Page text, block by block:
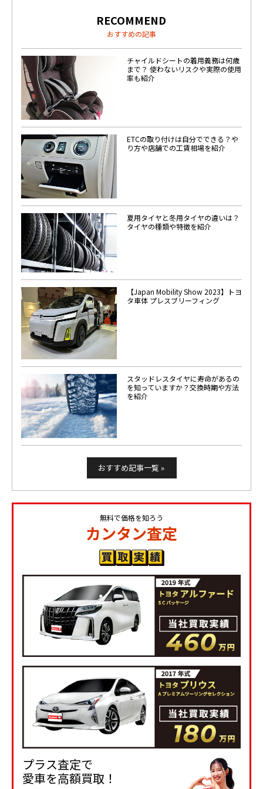
RECOMMEND
おすすめの記事
チャイルドシートの着用義務は何歳
まで？ 使わないリスクや実際の使用
率も紹介
ETCの取り付けは自分でできる？や
り方や店舗での工賃相場を紹介
夏用タイヤと冬用タイヤの違いは？
タイヤの種類や特徴を紹介
【Japan Mobility Show 2023】トヨ
タ車体 プレスブリーフィング
スタッドレスタイヤに寿命があるの
を知っていますか？交換時期や方法
を紹介
おすすめ記事一覧 »
無料で価格を知ろう
カンタン査定
プラス査定で
愛車を高額買取！